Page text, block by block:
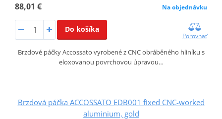
88,01 € Na objednávku
Do košíka
Porovnať
Brzdové páčky Accossato vyrobené z CNC obráběného hliníku s
eloxovanou povrchovou úpravou…
Brzdová páčka ACCOSSATO EDB001 fixed CNC-worked
aluminium, gold